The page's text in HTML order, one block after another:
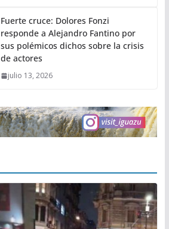
Fuerte cruce: Dolores Fonzi
responde a Alejandro Fantino por
sus polémicos dichos sobre la crisis
de actores
julio 13, 2026